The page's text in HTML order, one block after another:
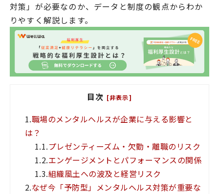
対策」が必要なのか、データと制度の観点からわか
りやすく解説します。
目次 [非表示]
1.職場のメンタルヘルスが企業に与える影響と
は？
1.1.プレゼンティーズム・欠勤・離職のリスク
1.2.エンゲージメントとパフォーマンスの関係
1.3.組織風土への波及と経営リスク
2.なぜ今「予防型」メンタルヘルス対策が重要な